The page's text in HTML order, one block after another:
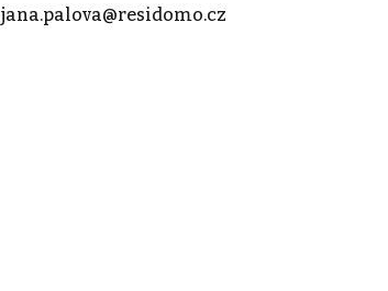
jana.palova@residomo.cz